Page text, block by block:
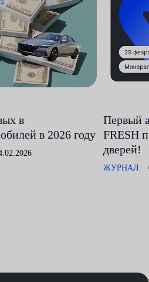
в
в 2026 году
Первый
FRESH
дверей!
ЖУРНАЛ